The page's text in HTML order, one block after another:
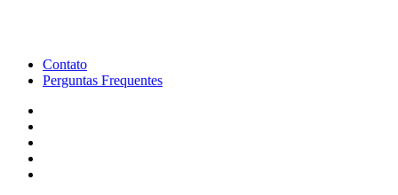
Contato
Perguntas Frequentes